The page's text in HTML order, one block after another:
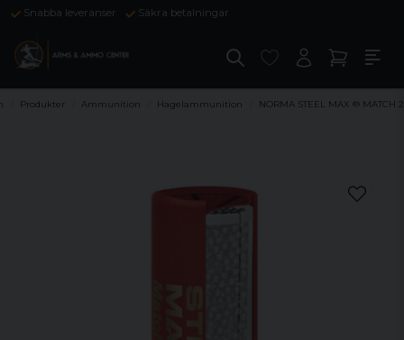
Snabba leveranser Säkra betalningar
Produkter Ammunition Hagelammunition NORMA STEEL MAX ® MATCH